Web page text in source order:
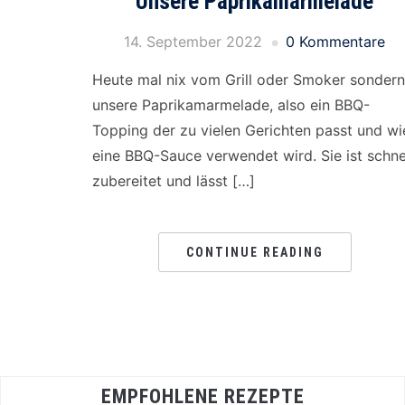
14. September 2022 0 Kommentare
Heute mal nix vom Grill oder Smoker sondern
unsere Paprikamarmelade, also ein BBQ-
Topping der zu vielen Gerichten passt und
eine BBQ-Sauce verwendet wird. Sie ist
zubereitet und lässt […]
CONTINUE READING
EMPFOHLENE REZEPTE